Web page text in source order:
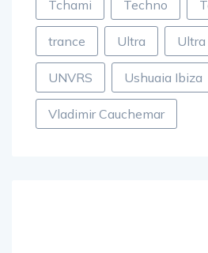
Tchami Techno
trance Ultra Ultra
UNVRS Ushuaia Ibiza
Vladimir Cauchemar